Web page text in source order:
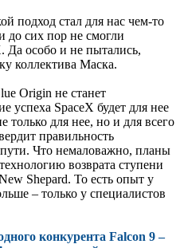
подход стал для нас чем-то
сих пор не смогли
Да особо и не пытались,
коллектива Маска.
Origin не станет
успеха SpaceX будет для нее
для нее, но и для всего
правильность
Что немаловажно, планы
возврата ступени
Shepard. То есть опыт у
– только у специалистов
конкурента Falcon 9 –